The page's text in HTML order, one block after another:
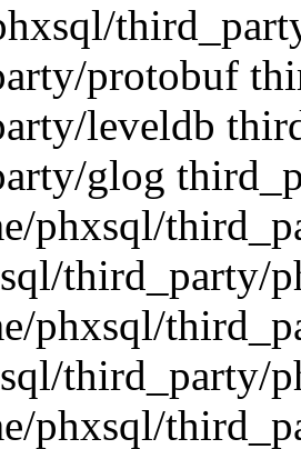
protobuf
leveldb
glog
phxsql/
third_party/
phxsql/
third_party/
phxsql/